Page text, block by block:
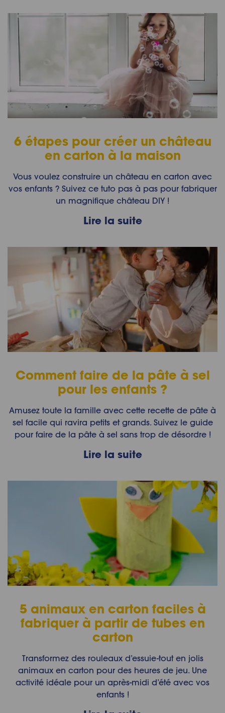
6 étapes pour créer un château
en carton à la maison
Vous voulez construire un château en carton avec
vos enfants ? Suivez ce tuto pas à pas pour fabriquer
un magnifique château DIY !
Lire la suite
Comment faire de la pâte à sel
pour les enfants ?
Amusez toute la famille avec cette recette de pâte à
sel facile qui ravira petits et grands. Suivez le guide
pour faire de la pâte à sel sans trop de désordre !
Lire la suite
5 animaux en carton faciles à
fabriquer à partir de tubes en
carton
Transformez des rouleaux d’essuie-tout en jolis
animaux en carton pour des heures de jeu. Une
activité idéale pour un après-midi d’été avec vos
enfants !